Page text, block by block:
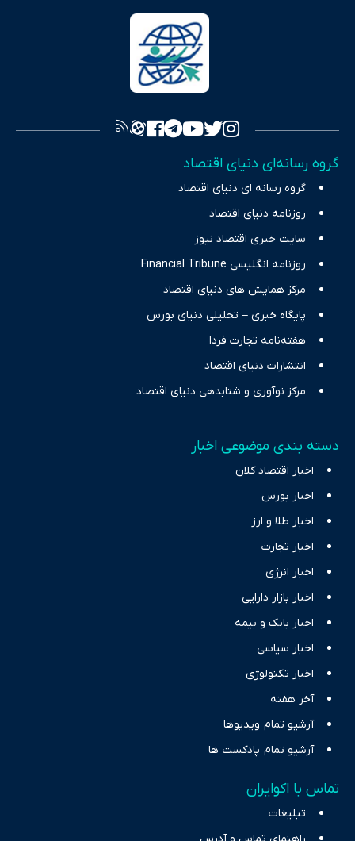
پایش می‌کند. این رسانه به عنوان منبعی دقیق و قابل اعتماد، فراتر از
اطلاع‌رسانی صرف، به تبیین سیاست‌ها و کارکردهای بازارهای مالی،
سرمایه‌گذاری، تجارت و حوزه‌های نوظهور می‌پردازد. اکوایران با پایبندی
به اصول «انصاف، امانت و صداقت»، بستری برای انعکاس آراء متنوع
تصویری شفاف از واقعیت‌های اقتصادی ارائه دهد. ما در اکوایران با
چالش‌های فقر و بیکاری را جست‌وجو کرده و در کنار تحلیل آمارها،
نیازهای خبری مخاطبان در حوزه‌های اثرگذار بر اقتصاد را با رویکردی
حرفه‌ای و روزآمد پوشش می‌دهیم.
گروه رسانه‌ای دنیای اقتصاد
گروه رسانه ای دنیای اقتصاد
روزنامه دنیای اقتصاد
سایت خبری اقتصاد نیوز
روزنامه انگلیسی Financial Tribune
مرکز همایش های دنیای اقتصاد
پایگاه خبری – تحلیلی دنیای بورس
هفته‌نامه تجارت فردا
انتشارات دنیای اقتصاد
مرکز نوآوری و شتابدهی دنیای اقتصاد
دسته بندی موضوعی اخبار
اخبار اقتصاد کلان
اخبار بورس
اخبار طلا و ارز
اخبار تجارت
اخبار انرژی
اخبار بازار دارایی
اخبار بانک و بیمه
اخبار سیاسی
اخبار تکنولوژی
آخر هفته
آرشیو تمام ویدیوها
آرشیو تمام پادکست ها
تماس با اکوایران
تبلیغات